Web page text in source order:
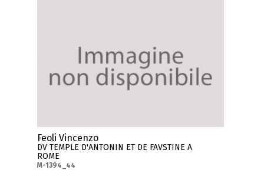
Feoli Vincenzo
DV TEMPLE D'ANTONIN ET DE FAVSTINE A
ROME
M-1394_44